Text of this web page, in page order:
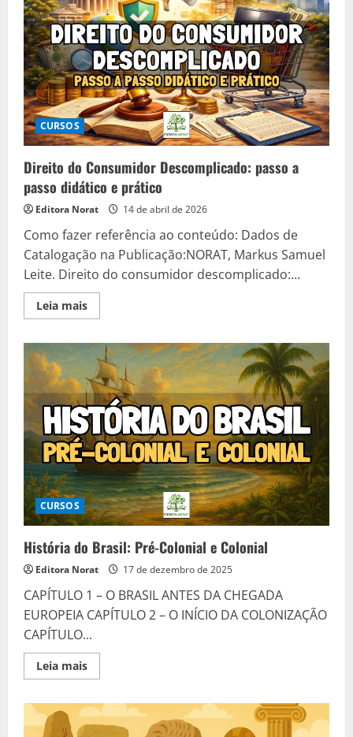
1º
Ano
do
Ensino
Médio
CURSOS
Direito do Consumidor Descomplicado: passo a
passo didático e prático
Editora Norat 14 de abril de 2026
Como fazer referência ao conteúdo: Dados de
Catalogação na Publicação:NORAT, Markus Samuel
Leite. Direito do consumidor descomplicado:...
Leia maisRead
more
do
Consumidor
Descomplicado:
passo
a
passo
didático
e
prático
CURSOS
História do Brasil: Pré-Colonial e Colonial
Editora Norat 17 de dezembro de 2025
CAPÍTULO 1 – O BRASIL ANTES DA CHEGADA
EUROPEIA CAPÍTULO 2 – O INÍCIO DA COLONIZAÇÃO
CAPÍTULO...
Leia maisRead
more
do
Brasil:
Pré-